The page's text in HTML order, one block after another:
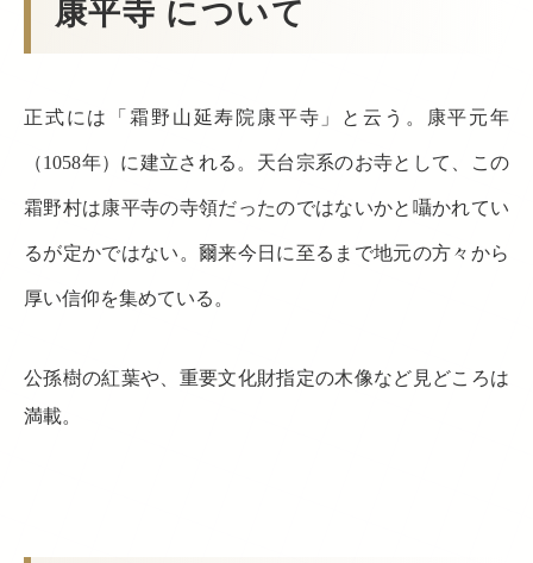
康平寺 について
正式には「霜野山延寿院康平寺」と云う。康平元年
（1058年）に建立される。天台宗系のお寺として、この
霜野村は康平寺の寺領だったのではないかと囁かれてい
るが定かではない。爾来今日に至るまで地元の方々から
厚い信仰を集めている。
公孫樹の紅葉や、重要文化財指定の木像など見どころは
満載。